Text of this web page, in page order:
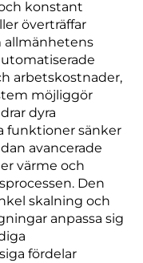
konstant
överträffar
allmänhetens
arbetskostnader,
möjliggör
dyra
funktioner sänker
avancerade
värme och
Den
skalning och
anpassa sig
fördelar